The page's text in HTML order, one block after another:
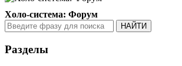
Холо-система: Форум
Разделы